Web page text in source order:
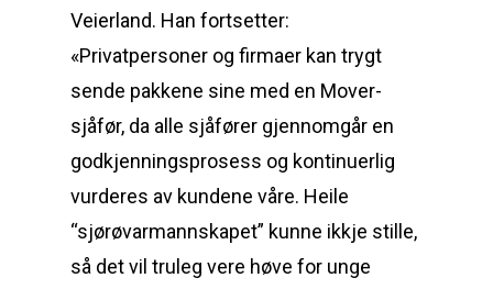
Veierland. Han fortsetter:
«Privatpersoner og firmaer kan trygt
sende pakkene sine med en Mover-
sjåfør, da alle sjåfører gjennomgår en
godkjenningsprosess og kontinuerlig
vurderes av kundene våre. Heile
“sjørøvarmannskapet” kunne ikkje stille,
så det vil truleg vere høve for unge